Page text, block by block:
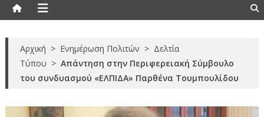
Αρχική > Ενημέρωση Πολιτών > Δελτία
Τύπου > Απάντηση στην Περιφερειακή Σύμβουλο
του συνδυασμού «ΕΛΠΙΔΑ» Παρθένα Τουμπουλίδου